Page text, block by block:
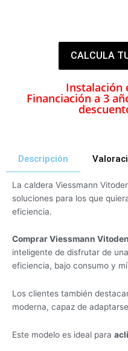
CALCULA
Instalación
Financiación a 3
Descripción
La caldera Viessmann
soluciones para los que
eficiencia.
Comprar Viessmann
inteligente de disfrutar de
eficiencia, bajo consumo y
Los clientes también
moderna, capaz de
Este modelo es ideal para